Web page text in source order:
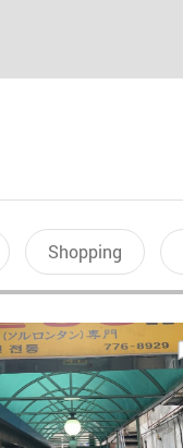
Shopping